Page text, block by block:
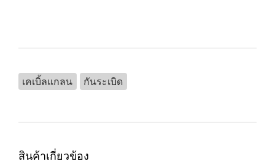
เคเบิ้ลแกลน กันระเบิด
สินค้าเกี่ยวข้อง